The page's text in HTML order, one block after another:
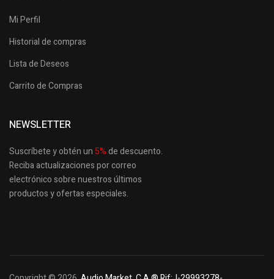
Mi Perfil
Historial de compras
Lista de Deseos
Carrito de Compras
NEWSLETTER
Suscríbete y obtén un 5%de descuento.
Reciba actualizaciones por correo
electrónico sobre nuestros últimos
productosy ofertas especiales.